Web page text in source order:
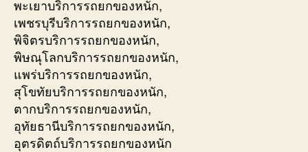
พะเยาบริการรถยกของหนัก,
เพชรบุรีบริการรถยกของหนัก,
พิจิตรบริการรถยกของหนัก,
พิษณุโลกบริการรถยกของหนัก,
แพร่บริการรถยกของหนัก,
สุโขทัยบริการรถยกของหนัก,
ตากบริการรถยกของหนัก,
อุทัยธานีบริการรถยกของหนัก,
อุตรดิตถ์บริการรถยกของหนัก